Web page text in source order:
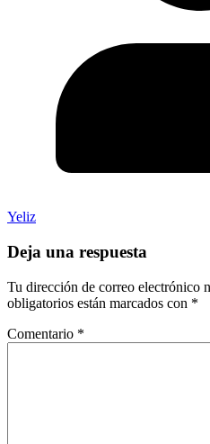
Yeliz
Deja una respuesta
Tu dirección de correo electrónico
obligatorios están marcados con *
Comentario *